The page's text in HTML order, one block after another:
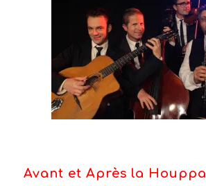
Avant et Après la Houppa